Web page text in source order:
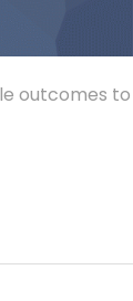
outcomes to